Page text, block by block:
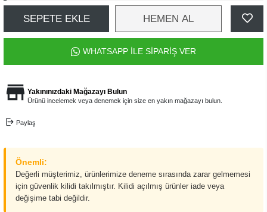
SEPETE EKLE HEMEN AL
WHATSAPP İLE SİPARİŞ VER
Yakınınızdaki Mağazayı Bulun
Ürünü incelemek veya denemek için size en yakın mağazayı bulun.
Paylaş
Önemli:
Değerli müşterimiz, ürünlerimize deneme sırasında zarar gelmemesi
için güvenlik kilidi takılmıştır. Kilidi açılmış ürünler iade veya
değişime tabi değildir.